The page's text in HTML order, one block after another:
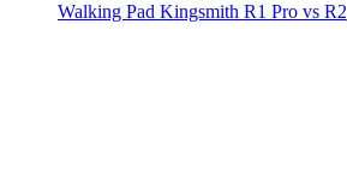
Walking Pad Kingsmith R1 Pro vs R2